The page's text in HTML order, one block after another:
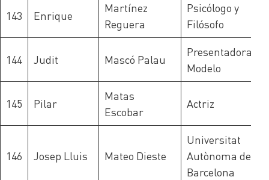
143 Enrique
Martínez
Reguera
Psicólogo y
Filósofo
144 Judit Mascó Palau
Presentadora y
Modelo
145 Pilar
Matas
Escobar
Actriz
146 Josep Lluis Mateo Dieste
Universitat
Autònoma de
Barcelona